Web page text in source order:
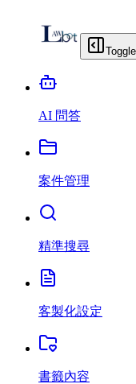
AI 問答
案件管理
精準搜尋
客製化設定
書籤內容